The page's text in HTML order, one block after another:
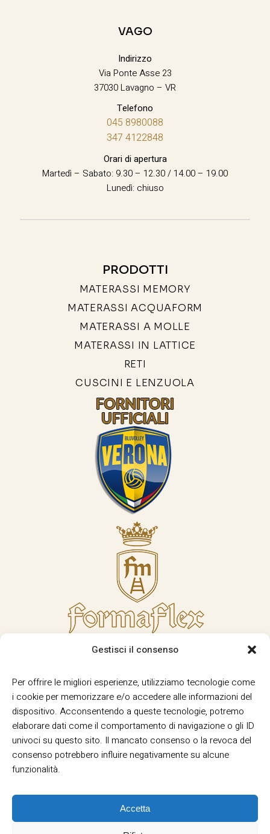
Gestisci il consenso
Per offrire le migliori esperienze, utilizziamo tecnologie come
i cookie per memorizzare e/o accedere alle informazioni del
dispositivo. Acconsentendo a queste tecnologie, potremo
elaborare dati come il comportamento di navigazione o gli ID
univoci su questo sito. Il mancato consenso o la revoca del
consenso potrebbero influire negativamente su alcune
funzionalità.
Accetta
VAGO
Indirizzo
Via Ponte Asse 23
37030 Lavagno – VR
Telefono
045 8980088
347 4122848
Orari di apertura
Martedì – Sabato: 9.30 – 12.30 / 14.00 – 19.00
Lunedì: chiuso
PRODOTTI
MATERASSI MEMORY
MATERASSI ACQUAFORM
MATERASSI A MOLLE
MATERASSI IN LATTICE
RETI
CUSCINI E LENZUOLA